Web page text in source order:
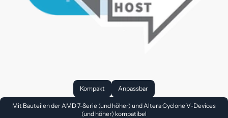
Kompakt Anpassbar
Mit Bauteilen der AMD 7-Serie (und höher) und Altera Cyclone V-Devices
(und höher) kompatibel